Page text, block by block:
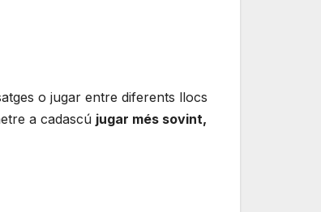
o jugar entre diferents llocs
a cadascú jugar més sovint,